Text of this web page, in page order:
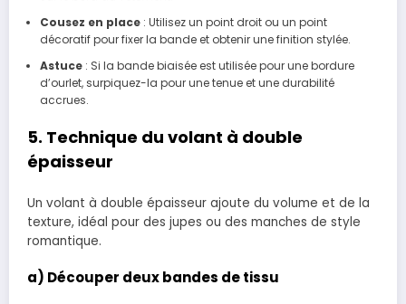
Cousez en place: Utilisez un point droit ou un point
décoratif pour fixer la bande et obtenir une finition stylée.
Astuce: Si la bande biaisée est utilisée pour une bordure
d’ourlet, surpiquez-la pour une tenue et une durabilité
accrues.
5. Technique du volant à double
épaisseur
Un volant à double épaisseur ajoute du volume et de la
texture, idéal pour des jupes ou des manches de style
romantique.
a) Découper deux bandes de tissu